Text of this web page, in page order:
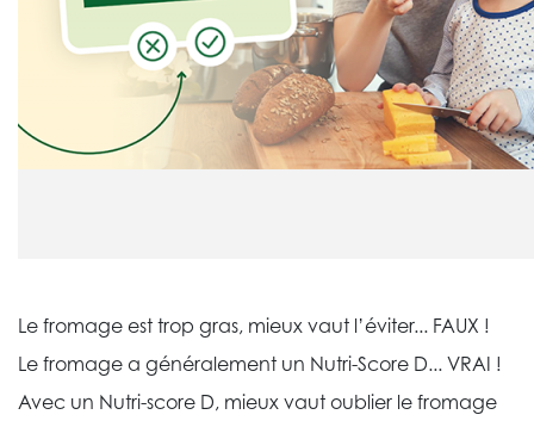
Le fromage est trop gras, mieux vaut l’éviter... FAUX !
Le fromage a généralement un Nutri-Score D... VRAI !
Avec un Nutri-score D, mieux vaut oublier le fromage